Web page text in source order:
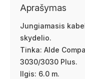
Aprašymas
Jungiamasis
skydelio.
Tinka: Alde
3030/3030 Plus.
Ilgis: 6.0 m.